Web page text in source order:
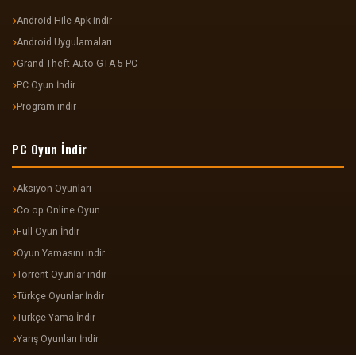
Android Hile Apk indir
Android Uygulamaları
Grand Theft Auto GTA 5 PC
PC Oyun İndir
Program indir
PC Oyun İndir
Aksiyon Oyunlari
Co op Online Oyun
Full Oyun İndir
Oyun Yamasını indir
Torrent Oyunlar indir
Türkçe Oyunlar İndir
Türkçe Yama İndir
Yarış Oyunları İndir